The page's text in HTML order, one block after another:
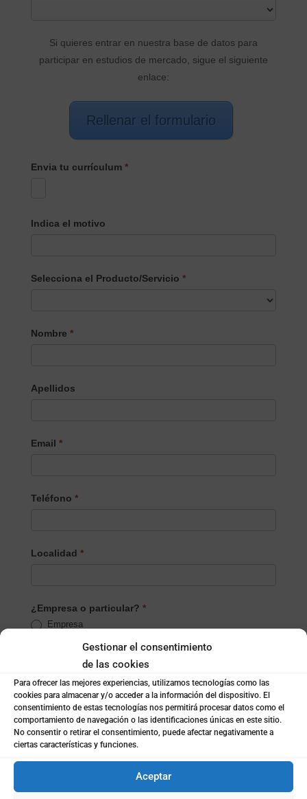
Gestionar el consentimiento
de las cookies
Para ofrecer las mejores experiencias, utilizamos tecnologías como las
cookies para almacenar y/o acceder a la información del dispositivo. El
consentimiento de estas tecnologías nos permitirá procesar datos como el
comportamiento de navegación o las identificaciones únicas en este sitio.
No consentir o retirar el consentimiento, puede afectar negativamente a
ciertas características y funciones.
Aceptar
Si quieres entrar en nuestra base de datos para
participar en estudios de mercado, sigue el siguiente
enlace:
Rellenar el formulario
Envia tu currículum *
Indica el motivo
Selecciona el Producto/Servicio *
el
Nombre *
Apellidos
Email *
Teléfono *
Localidad *
¿Empresa o particular? *
Empresa
Particular
Nombre de la empresa *
Subida de archivo (opcional)